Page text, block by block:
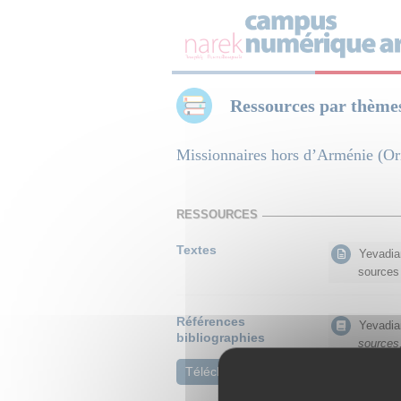
Ressources par
Missionnaires hors d’Arménie
RESSOURCES
Textes
Références
bibliographies
Télécharger PDF